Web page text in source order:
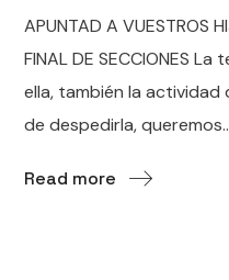
APUNTAD A VUESTROS
FINAL DE SECCIONES
ella, también la actividad
de despedirla,
Read more